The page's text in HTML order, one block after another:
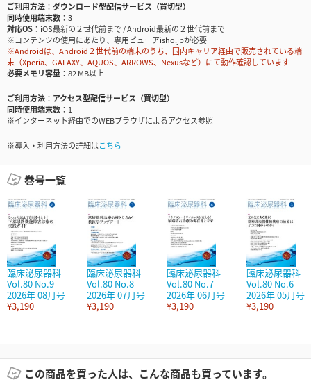
ご利用方法
ダウンロード型配信サービス（買切型）
同時使用端末数
3
対応OS
iOS最新の２世代前まで / Android最新の２世代前まで
※コンテンツの使用にあたり、専用ビューアisho.jpが必要
※Androidは、Android２世代前の端末のうち、国内キャリア経由で販売されている端
末（Xperia、GALAXY、AQUOS、ARROWS、Nexusなど）にて動作確認しています
必要メモリ容量
82 MB以上
ご利用方法
アクセス型配信サービス（買切型）
同時使用端末数
1
※インターネット経由でのWEBブラウザによるアクセス参照
※導入・利用方法の詳細はこちら
巻号一覧
臨床泌尿器科
Vol.80 No.9
2026年 08月号
¥3,190
臨床泌尿器科
Vol.80 No.8
2026年 07月号
¥3,190
臨床泌尿器科
Vol.80 No.7
2026年 06月号
¥3,190
臨床泌尿器科
Vol.80 No.6
2026年 05月号
¥3,190
この商品を買った人は、こんな商品も買っています。